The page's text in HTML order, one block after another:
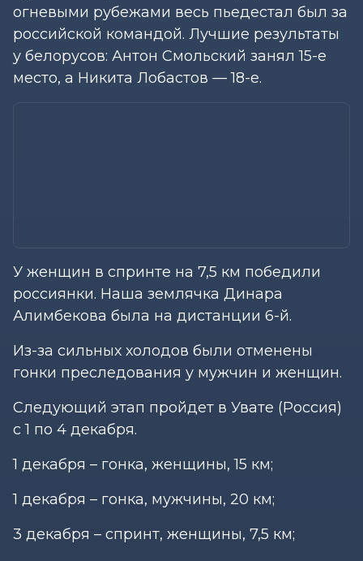
огневыми рубежами весь пьедестал был за
российской командой. Лучшие результаты
у белорусов: Антон Смольский занял 15-е
место, а Никита Лобастов — 18-е.
У женщин в спринте на 7,5 км победили
россиянки. Наша землячка Динара
Алимбекова была на дистанции 6-й.
Из-за сильных холодов были отменены
гонки преследования у мужчин и женщин.
Следующий этап пройдет в Увате (Россия)
с 1 по 4 декабря.
1 декабря – гонка, женщины, 15 км;
1 декабря – гонка, мужчины, 20 км;
3 декабря – спринт, женщины, 7,5 км;